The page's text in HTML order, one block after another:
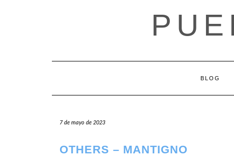
BLOG
7 de mayo de 2023
OTHERS – MANTIGNO